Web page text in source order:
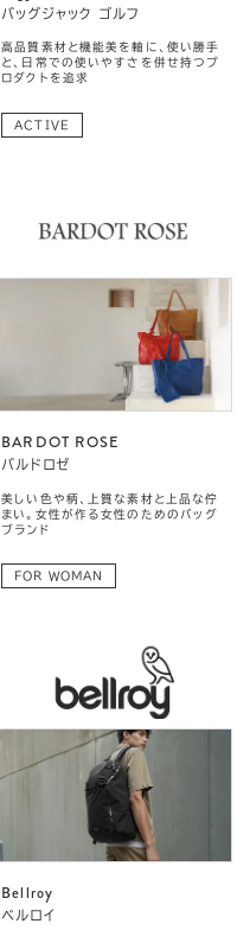
バッグジャック ゴルフ
高品質素材と機能美を軸に、使い勝手
と、日常での使いやすさを併せ持つプ
ロダクトを追求
ACTIVE
BARDOT ROSE
バルドロゼ
美しい色や柄、上質な素材と上品な佇
まい。女性が作る女性のためのバッグ
ブランド
FOR WOMAN
Bellroy
ベルロイ